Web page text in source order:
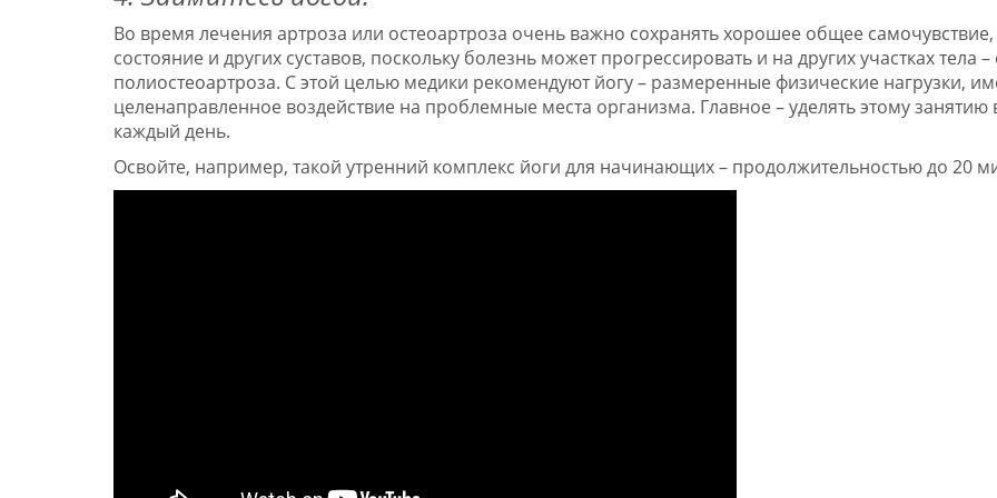
Во время лечения артроза или остеоартроза очень важно сохранять хорошее общее
состояние и других суставов, поскольку болезнь может прогрессировать и на других участках тела –
полиостеоартроза. С этой целью медики рекомендуют йогу – размеренные физические нагрузки,
целенаправленное воздействие на проблемные места организма. Главное – уделять этому занятию
каждый день.
Освойте, например, такой утренний комплекс йоги для начинающих – продолжительностью до 20